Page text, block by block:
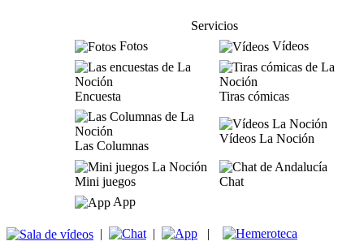
Servicios
Fotos
Vídeos
Encuesta Tiras cómicas
Las Columnas
Vídeos La Noción
Mini juegos
Chat
App
| | |